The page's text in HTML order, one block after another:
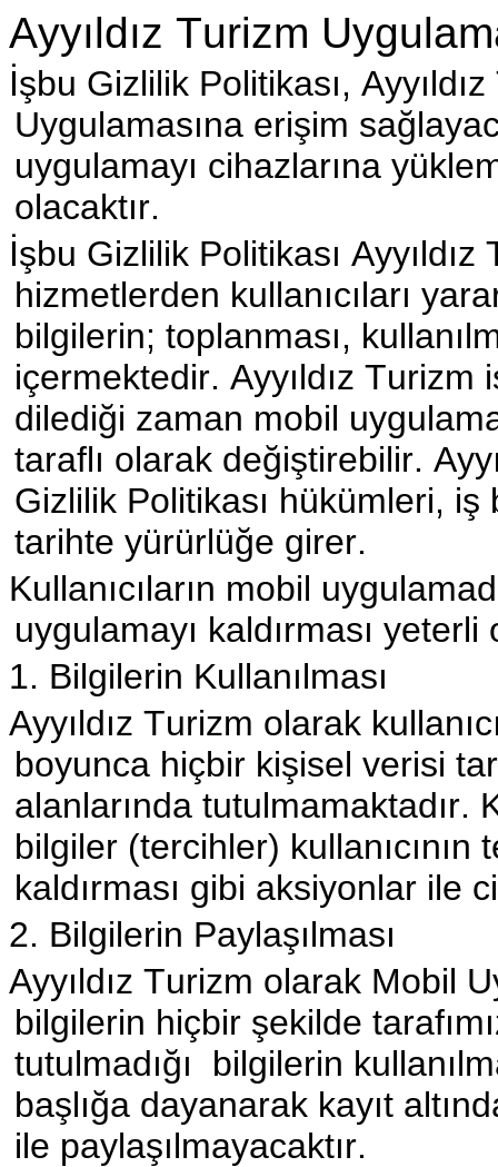
Ayyıldız Turizm
İşbu Gizlilik Politikası,
Uygulamasına erişim
uygulamayı cihazlarına
olacaktır.
İşbu Gizlilik Politikası
hizmetlerden kullanıcıları
bilgilerin; toplanması,
içermektedir. Ayyıldız
dilediği zaman mobil
taraflı olarak değiştirebilir.
Gizlilik Politikası hükümleri, iş
tarihte yürürlüğe girer.
Kullanıcıların mobil
uygulamayı kaldırması yeterli
1. Bilgilerin Kullanılması
Ayyıldız Turizm olarak
boyunca hiçbir kişisel verisi
alanlarında tutulmamaktadır.
bilgiler (tercihler) kullanıcının
kaldırması gibi aksiyonlar ile
2. Bilgilerin Paylaşılması
Ayyıldız Turizm olarak Mobil
bilgilerin hiçbir şekilde
tutulmadığı bilgilerin
başlığa dayanarak kayıt
ile paylaşılmayacaktır.